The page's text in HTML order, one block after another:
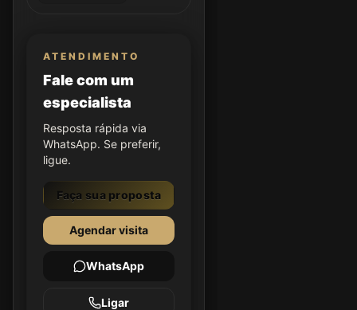
ATENDIMENTO
Fale com um
especialista
Resposta rápida via
WhatsApp. Se preferir,
ligue.
Faça sua proposta
Agendar visita
WhatsApp
Ligar